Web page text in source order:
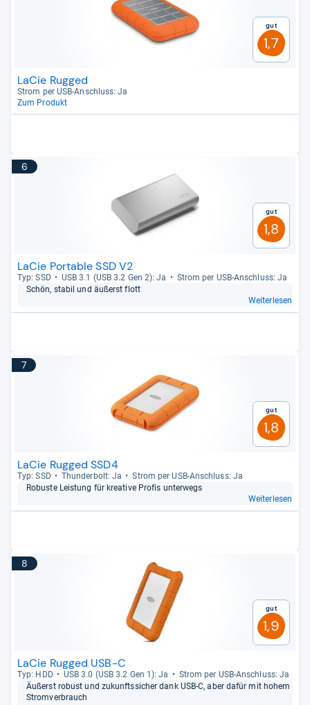
Gut
1,7
LaCie Rugged
Strom per USB-​Anschluss: Ja
Zum Produkt
6
Gut
1,8
LaCie Portable SSD V2
Typ: SSD USB 3.1 (USB 3.2 Gen 2): Ja
Strom per USB-​Anschluss: Ja
Schön, sta­bil und äußerst flott
Weiterlesen
7
Gut
1,8
LaCie Rugged SSD4
Typ: SSD Thun­der­bolt: Ja
Strom per USB-​Anschluss: Ja
Robuste Leis­tung für krea­tive Pro­fis unter­wegs
Weiterlesen
8
Gut
1,9
LaCie Rugged USB-C
Typ: HDD USB 3.0 (USB 3.2 Gen 1): Ja
Strom per USB-​Anschluss: Ja
Äußerst robust und zukunfts­si­cher dank USB-​C, aber dafür mit hohem
Strom­ver­brauch